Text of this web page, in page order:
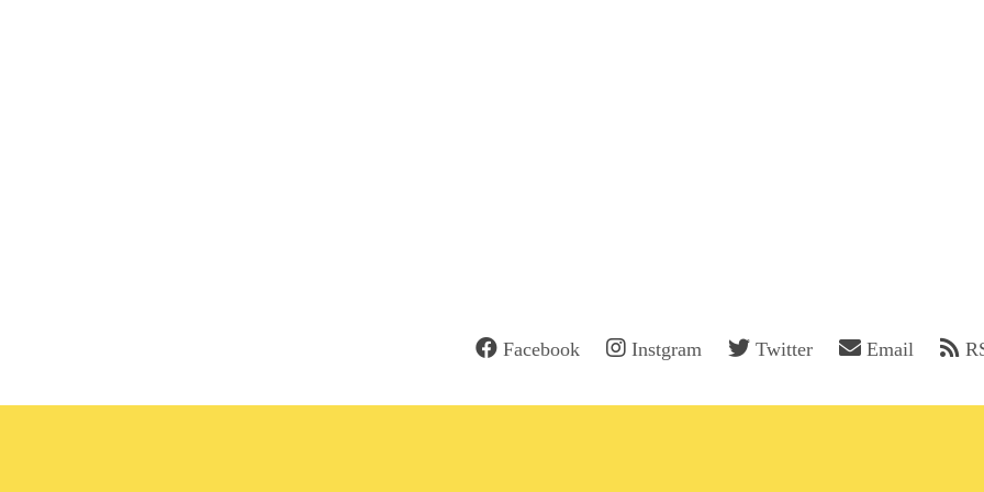
Facebook Instgram Twitter Email